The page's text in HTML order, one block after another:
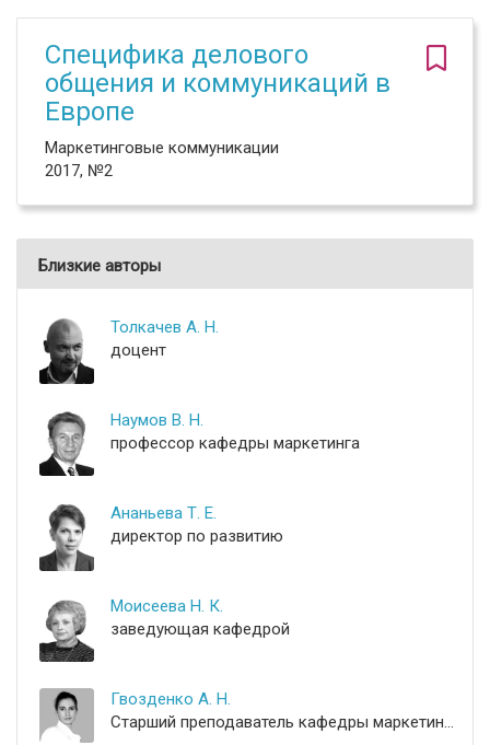
Специфика делового
общения и коммуникаций в
Европе
Маркетинговые коммуникации
2017, №2
Близкие авторы
Толкачев А. Н.
доцент
Наумов В. Н.
профессор кафедры маркетинга
Ананьева Т. Е.
директор по развитию
Моисеева Н. К.
заведующая кафедрой
Гвозденко А. Н.
Старший преподаватель кафедры маркетинга